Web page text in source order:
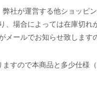
社が運営する他ショッピ
、場合によっては在庫切れ
メールでお知らせ致します
すので本商品と多少仕様